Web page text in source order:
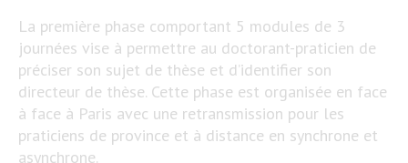
La première phase comportant 5 modules de 3
journées vise à permettre au doctorant-praticien de
préciser son sujet de thèse et d’identifier son
directeur de thèse. Cette phase est organisée en face
à face à Paris avec une retransmission pour les
praticiens de province et à distance en synchrone et
asynchrone.